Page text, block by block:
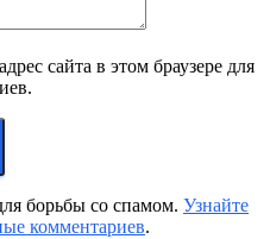
сайта в этом браузере для
борьбы со спамом. Узнайте
комментариев.